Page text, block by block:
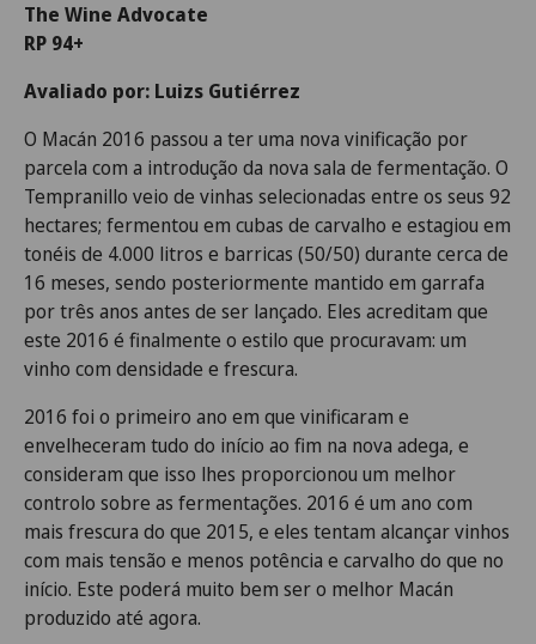
The Wine Advocate
RP 94+
Avaliado por: Luizs Gutiérrez
O Macán 2016 passou a ter uma nova vinificação por
parcela com a introdução da nova sala de fermentação. O
Tempranillo veio de vinhas selecionadas entre os seus 92
hectares; fermentou em cubas de carvalho e estagiou em
tonéis de 4.000 litros e barricas (50/50) durante cerca de
16 meses, sendo posteriormente mantido em garrafa
por três anos antes de ser lançado. Eles acreditam que
este 2016 é finalmente o estilo que procuravam: um
vinho com densidade e frescura.
2016 foi o primeiro ano em que vinificaram e
envelheceram tudo do início ao fim na nova adega, e
consideram que isso lhes proporcionou um melhor
controlo sobre as fermentações. 2016 é um ano com
mais frescura do que 2015, e eles tentam alcançar vinhos
com mais tensão e menos potência e carvalho do que no
início. Este poderá muito bem ser o melhor Macán
produzido até agora.